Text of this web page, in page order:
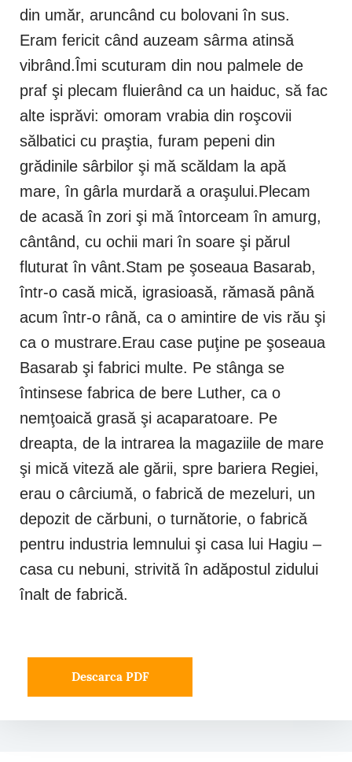
din umăr, aruncând cu bolovani în sus.
Eram fericit când auzeam sârma atinsă
vibrând.Îmi scuturam din nou palmele de
praf şi plecam fluierând ca un haiduc, să fac
alte isprăvi: omoram vrabia din roşcovii
sălbatici cu praştia, furam pepeni din
grădinile sârbilor şi mă scăldam la apă
mare, în gârla murdară a oraşului.Plecam
de acasă în zori şi mă întorceam în amurg,
cântând, cu ochii mari în soare şi părul
fluturat în vânt.Stam pe şoseaua Basarab,
într-o casă mică, igrasioasă, rămasă până
acum într-o rână, ca o amintire de vis rău şi
ca o mustrare.Erau case puţine pe şoseaua
Basarab şi fabrici multe. Pe stânga se
întinsese fabrica de bere Luther, ca o
nemţoaică grasă şi acaparatoare. Pe
dreapta, de la intrarea la magaziile de mare
şi mică viteză ale gării, spre bariera Regiei,
erau o cârciumă, o fabrică de mezeluri, un
depozit de cărbuni, o turnătorie, o fabrică
pentru industria lemnului şi casa lui Hagiu –
casa cu nebuni, strivită în adăpostul zidului
înalt de fabrică.
Descarca PDF